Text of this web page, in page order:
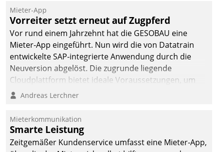
Die monatlichen
Mitteilungen zum
Heizungs- und
Wasserverbrauch gehen
automatisiert, vollständig
und auf Wunsch über
mehrere zuvor
Kommunikationswege bei
Mieter-App
Vorreiter setzt erneut auf Zugpferd
Vor rund einem Jahrzehnt hat die GESOBAU eine
Mieter-App eingeführt. Nun wird die von Datatrain
entwickelte SAP-integrierte Anwendung durch die
Neuversion abgelöst. Die zugrunde liegende
Cloudplattform bietet ideale Voraussetzungen, um
die Funktionalität der App zu erweitern und weitere
integrieren.
Andreas Lerchner
Mieterkommunikation
Smarte Leistung
Zeitgemäßer Kundenservice umfasst eine Mieter-App,